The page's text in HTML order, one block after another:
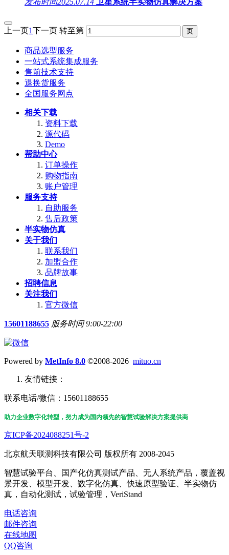
发布时间2025.07.14 卫星系统半实物仿真解决方案
上一页1下一页 转至第
商品选型服务
一站式系统集成服务
售前技术支持
退换货服务
全国服务网点
相关下载
资料下载
源代码
Demo
帮助中心
订单操作
购物指南
账户管理
服务支持
自助服务
售后政策
半实物仿真
关于我们
联系我们
加盟合作
品牌故事
招聘信息
关注我们
官方微信
15601188655 服务时间 9:00-22:00
Powered by MetInfo 8.0 ©2008-2026 mituo.cn
友情链接：
联系电话/微信：15601188655
助力企业数字化转型，努力成为国内领先的智慧试验解决方案提供商
京ICP备2024088251号-2
北京航天联测科技有限公司 版权所有 2008-2045
智慧试验平台、国产化仿真测试产品、无人系统产品，覆盖视
景开发、模型开发、数字化仿真、快速原型验证、半实物仿
真，自动化测试，试验管理，VeriStand
电话咨询
邮件咨询
在线地图
QQ咨询